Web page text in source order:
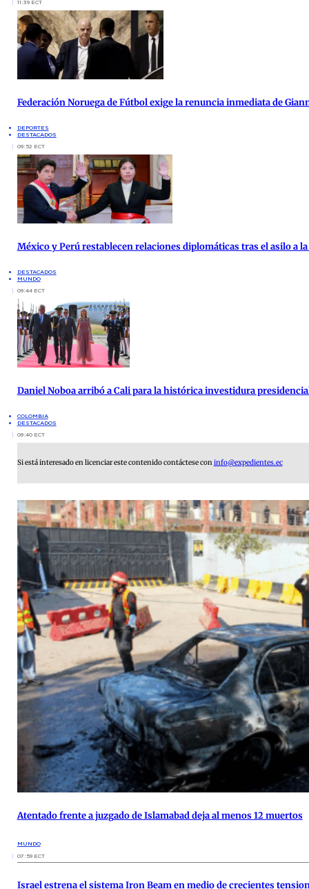
11:39 ECT
Federación Noruega de Fútbol exige la renuncia inmediata de
DEPORTES
DESTACADOS
09:52 ECT
México y Perú restablecen relaciones diplomáticas tras el asilo a
DESTACADOS
MUNDO
09:44 ECT
Daniel Noboa arribó a Cali para la histórica investidura
COLOMBIA
DESTACADOS
09:40 ECT
Si está interesado en licenciar este contenido contáctese coninfo@expedientes.ec
Atentado frente a juzgado de Islamabad deja al menos 12 muertos
MUNDO
07:59 ECT
Israel estrena el sistema Iron Beam en medio de crecientes